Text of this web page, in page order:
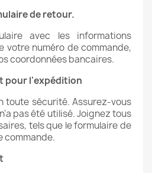
de retour.
avec les informations
votre numéro de commande,
coordonnées bancaires.
pour l'expédition
toute sécurité. Assurez-vous
pas été utilisé. Joignez tous
tels que le formulaire de
commande.